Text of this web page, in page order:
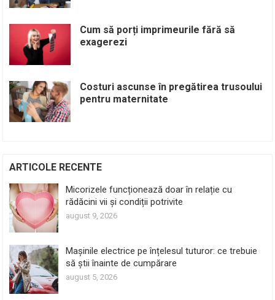
Cum să porți imprimeurile fără să
exagerezi
Costuri ascunse în pregătirea trusoului
pentru maternitate
ARTICOLE RECENTE
Micorizele funcționează doar în relație cu
rădăcini vii și condiții potrivite
august 9, 2026
Mașinile electrice pe înțelesul tuturor: ce trebuie
să știi înainte de cumpărare
august 5, 2026